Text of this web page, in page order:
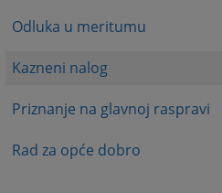
Odluka u meritumu
Kazneni nalog
Priznanje na glavnoj raspravi
Rad za opće dobro